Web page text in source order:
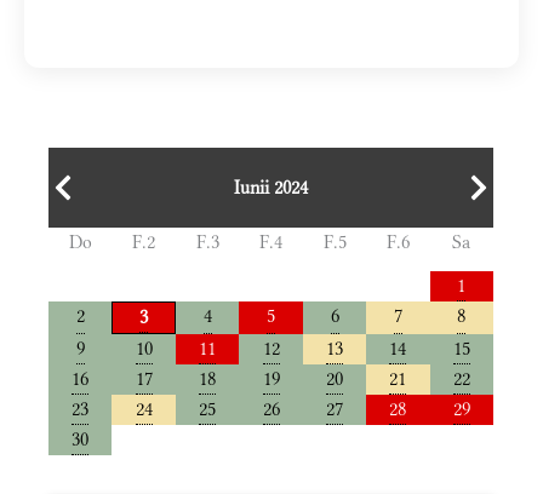
Iunii 2024
Do F.2 F.3 F.4 F.5 F.6
Sa
1
2
3 4 5 6 7
8
9
10 11 12 13 14
15
16
17 18 19 20 21
22
23
24 25 26 27 28
29
30